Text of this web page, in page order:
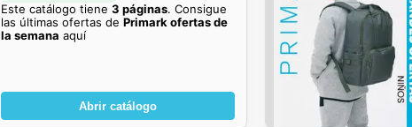
Este catálogo tiene 3 páginas. Consigue
las últimas ofertas de Primark ofertas de
la semana aquí
Abrir catálogo